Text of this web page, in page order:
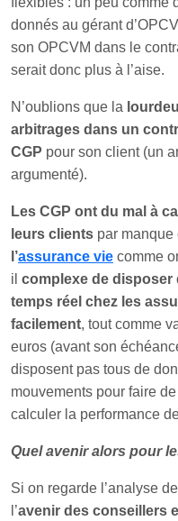
donnés au gérant
son OPCVM dans le
serait donc plus à l’aise.
N’oublions que la
arbitrages dans un
CGP pour son client (un
argumenté).
Les CGP ont du mal à
leurs clients par manque
l’assurance vie comme
il complexe de disposer
temps réel chez les
facilement, tout comme
euros (avant son
disposent pas tous de
mouvements pour faire
calculer la performance
Quel avenir alors pour
Si on regarde l’analyse
l’avenir des conseillers